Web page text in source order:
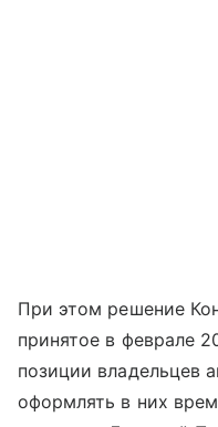
При этом решение
принятое в феврале
позиции владельцев
оформлять в них